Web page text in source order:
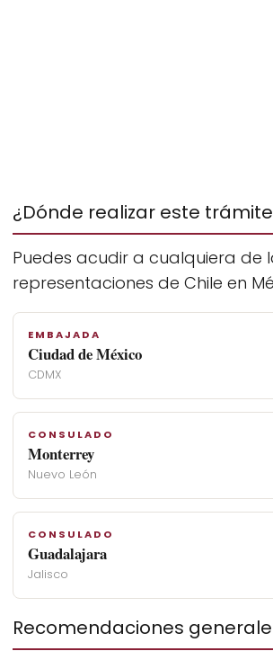
¿Dónde realizar este
Puedes acudir a cualquiera de
representaciones de Chile en
EMBAJADA
Ciudad de México
CDMX
CONSULADO
Monterrey
Nuevo León
CONSULADO
Guadalajara
Jalisco
Recomendaciones